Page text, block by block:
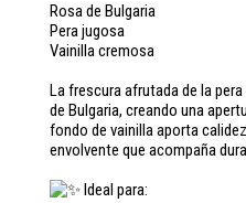
Rosa de Bulgaria
Pera jugosa
Vainilla cremosa
La frescura afrutada de la
de Bulgaria, creando una
fondo de vainilla aporta
envolvente que acompaña
Ideal para: